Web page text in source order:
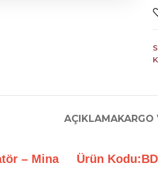
AÇIKLAMAKARGO
– Mina Ürün